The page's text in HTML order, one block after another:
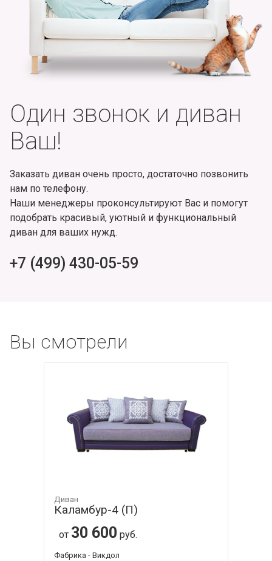
Один звонок и диван
Ваш!
Заказать диван очень просто, достаточно позвонить
нам по телефону.
Наши менеджеры проконсультируют Вас и помогут
подобрать красивый, уютный и функциональный
диван для ваших нужд.
+7 (499) 430-05-59
Вы смотрели
Диван
Каламбур-4 (П)
от 30 600 руб.
Фабрика - Викдол